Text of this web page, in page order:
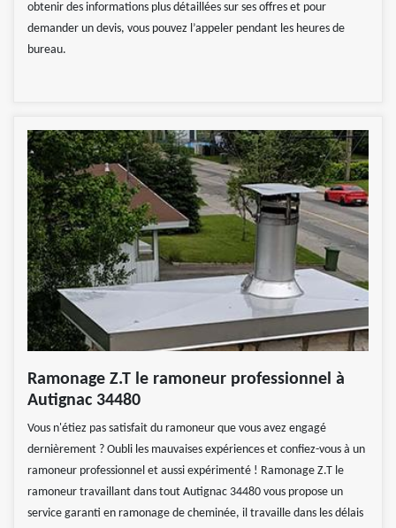
obtenir des informations plus détaillées sur ses offres et pour
demander un devis, vous pouvez l’appeler pendant les heures de
bureau.
Ramonage Z.T le ramoneur professionnel à
Autignac 34480
Vous n'étiez pas satisfait du ramoneur que vous avez engagé
dernièrement ? Oubli les mauvaises expériences et confiez-vous à un
ramoneur professionnel et aussi expérimenté ! Ramonage Z.T le
ramoneur travaillant dans tout Autignac 34480 vous propose un
service garanti en ramonage de cheminée, il travaille dans les délais